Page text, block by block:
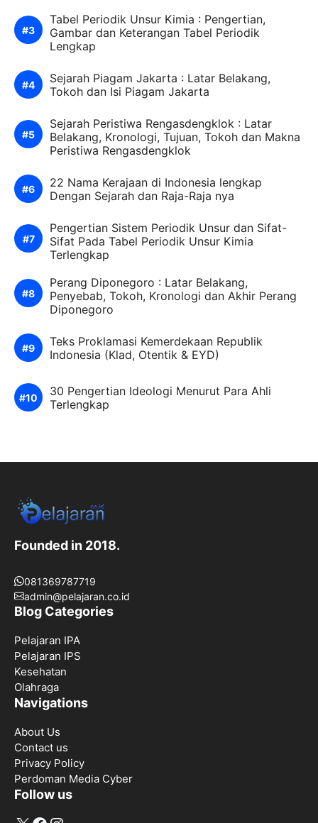
Tabel Periodik Unsur Kimia : Pengertian,
Gambar dan Keterangan Tabel Periodik
Lengkap
Sejarah Piagam Jakarta : Latar Belakang,
Tokoh dan Isi Piagam Jakarta
Sejarah Peristiwa Rengasdengklok : Latar
Belakang, Kronologi, Tujuan, Tokoh dan Makna
Peristiwa Rengasdengklok
22 Nama Kerajaan di Indonesia lengkap
Dengan Sejarah dan Raja-Raja nya
Pengertian Sistem Periodik Unsur dan Sifat-
Sifat Pada Tabel Periodik Unsur Kimia
Terlengkap
Perang Diponegoro : Latar Belakang,
Penyebab, Tokoh, Kronologi dan Akhir Perang
Diponegoro
Teks Proklamasi Kemerdekaan Republik
Indonesia (Klad, Otentik & EYD)
30 Pengertian Ideologi Menurut Para Ahli
Terlengkap
Founded in 2018.
081369787719
admin@pelajaran.co.id
Blog Categories
Pelajaran IPA
Pelajaran IPS
Kesehatan
Olahraga
Navigations
About Us
Contact us
Privacy Policy
Perdoman Media Cyber
Follow us